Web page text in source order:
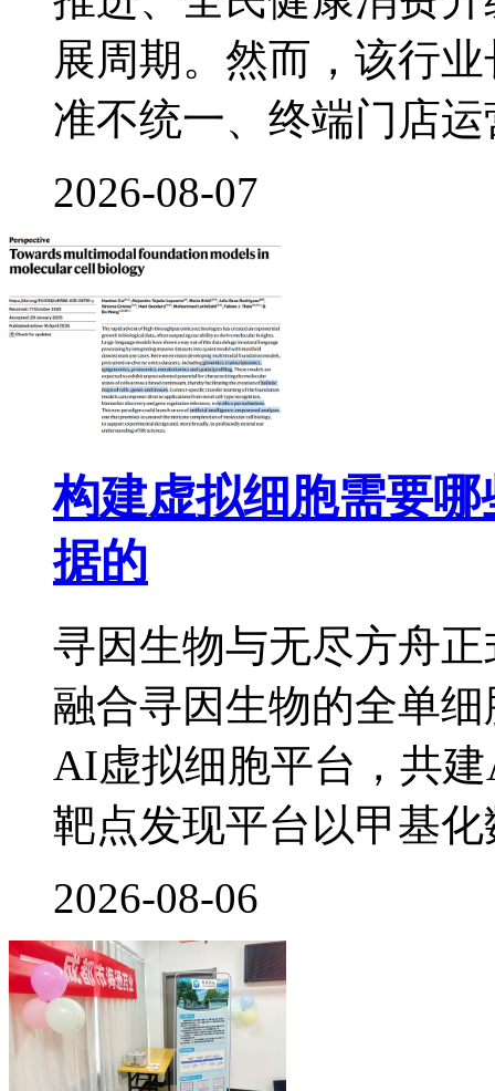
展周期。然而，该行
准不统一、终端门店运
2026-08-07
构建虚拟细胞需要
据的
寻因生物与无尽方舟
融合寻因生物的全单
AI虚拟细胞平台，共
靶点发现平台以甲基化
2026-08-06